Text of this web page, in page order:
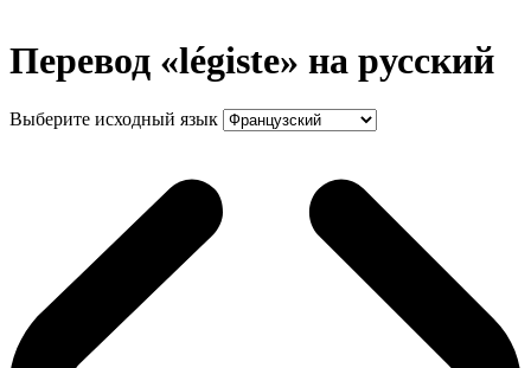
Перевод «légiste» на русский
Выберите исходный язык